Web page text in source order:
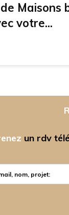
Maisons
votre...
un rdv